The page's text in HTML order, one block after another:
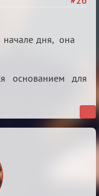
начале дня, она
основанием для